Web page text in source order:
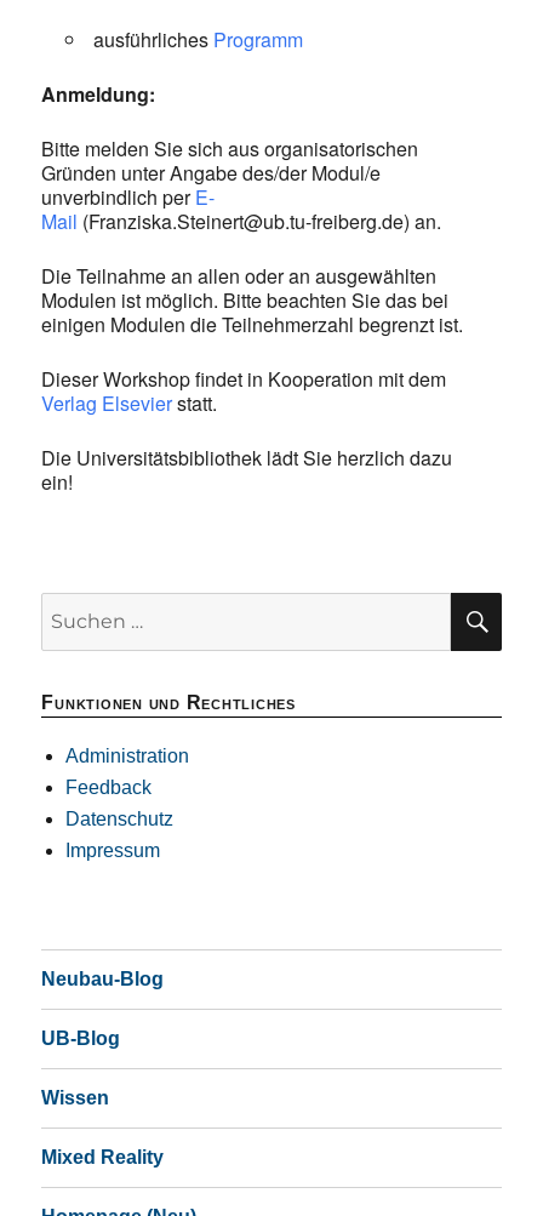
ausführliches Programm
Anmeldung:
Bitte melden Sie sich aus organisatorischen
Gründen unter Angabe des/der Modul/e
unverbindlich perE-
Mail (Franziska.Steinert@ub.tu-freiberg.de) an.
Die Teilnahme an allen oder an ausgewählten
Modulen ist möglich. Bitte beachten Sie das bei
einigen Modulen die Teilnehmerzahl begrenzt ist.
Dieser Workshop findet in Kooperation mit dem
Verlag Elsevierstatt.
Die Universitätsbibliothek lädt Sie herzlich dazu
ein!
Funktionen und Rechtliches
Administration
Feedback
Datenschutz
Impressum
Neubau-Blog
UB-Blog
Wissen
Mixed Reality